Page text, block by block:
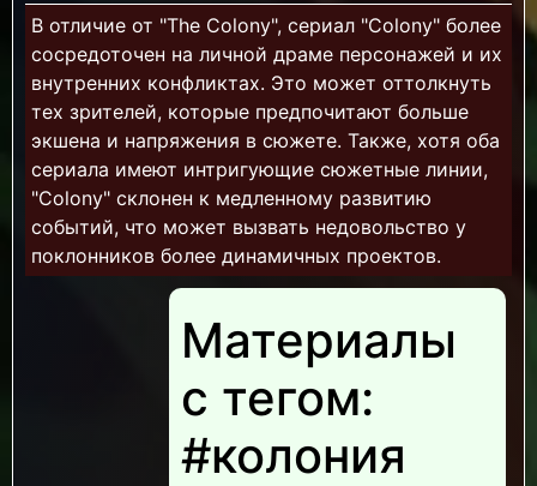
В отличие от "The Colony", сериал "Colony" более
сосредоточен на личной драме персонажей и их
внутренних конфликтах. Это может оттолкнуть
тех зрителей, которые предпочитают больше
экшена и напряжения в сюжете. Также, хотя оба
сериала имеют интригующие сюжетные линии,
"Colony" склонен к медленному развитию
событий, что может вызвать недовольство у
поклонников более динамичных проектов.
Материалы
с тегом:
#колония